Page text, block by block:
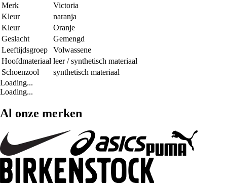
Merk
Victoria
Kleur
naranja
Kleur
Oranje
Geslacht
Gemengd
Leeftijdsgroep
Volwassene
Hoofdmateriaal leer / synthetisch materiaal
Schoenzool
synthetisch materiaal
Loading...
Loading...
Al onze merken